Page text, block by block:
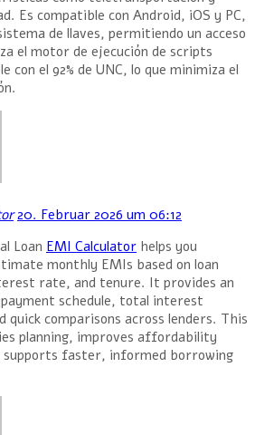
Es compatible con Android, iOS y PC,
de llaves, permitiendo un acceso
el motor de ejecución de scripts
con el 92% de UNC, lo que minimiza el
20. Februar 2026 um 06:12
Loan EMI Calculator helps you
monthly EMIs based on loan
rate, and tenure. It provides an
schedule, total interest
quick comparisons across lenders. This
planning, improves affordability
supports faster, informed borrowing